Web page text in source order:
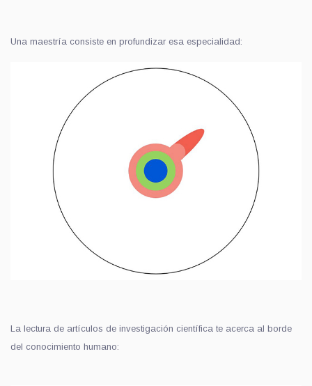
Una maestría consiste en profundizar esa especialidad:
La lectura de artículos de investigación científica te acerca al borde
del conocimiento humano: